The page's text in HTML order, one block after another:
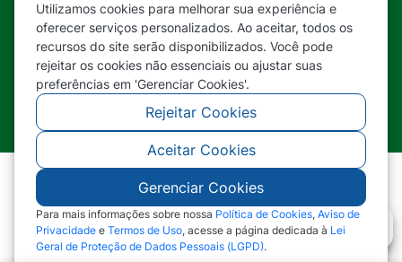
Ouvidoria
SIC
©2026 - Prefeitura Municipal de Nova Lacerda -
MT - Todos os direitos reservados
Utilizamos cookies para melhorar sua experiência e
oferecer serviços personalizados. Ao aceitar, todos os
recursos do site serão disponibilizados. Você pode
rejeitar os cookies não essenciais ou ajustar suas
preferências em 'Gerenciar Cookies'.
Rejeitar Cookies
Aceitar Cookies
Gerenciar Cookies
Para mais informações sobre nossa Política de Cookies, Aviso de
Privacidade e Termos de Uso, acesse a página dedicada à Lei
Geral de Proteção de Dados Pessoais (LGPD).